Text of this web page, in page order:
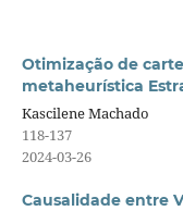
Otimização de
metaheurística
Kascilene Machado
118-137
2024-03-26
Causalidade entre